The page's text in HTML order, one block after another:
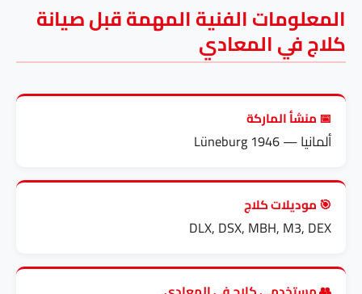
المعلومات الفنية المهمة قبل صيانة
كلاج في المعادي
📅 منشأ الماركة
ألمانيا — Lüneburg 1946
🎯 موديلات كلاج
DLX, DSX, MBH, M3, DEX